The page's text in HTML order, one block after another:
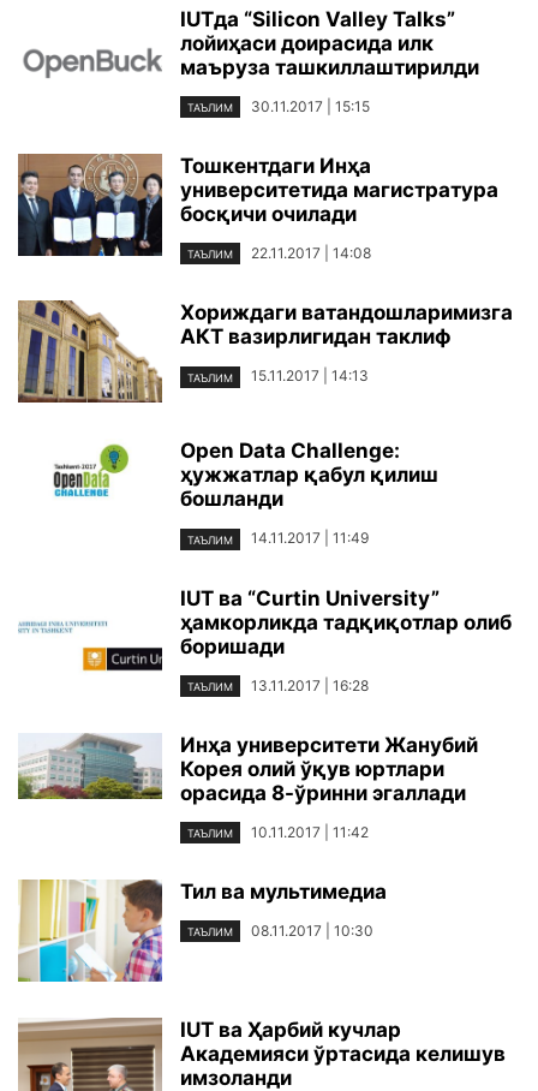
IUTда “Silicon Valley Talks”
лойиҳаси доирасида илк
маъруза ташкиллаштирилди
ТАЪЛИМ 30.11.2017 | 15:15
Тошкентдаги Инҳа
университетида магистратура
босқичи очилади
ТАЪЛИМ 22.11.2017 | 14:08
Хориждаги ватандошларимизга
АКТ вазирлигидан таклиф
ТАЪЛИМ 15.11.2017 | 14:13
Open Data Challenge:
ҳужжатлар қабул қилиш
бошланди
ТАЪЛИМ 14.11.2017 | 11:49
IUT ва “Curtin University”
ҳамкорликда тадқиқотлар олиб
боришади
ТАЪЛИМ 13.11.2017 | 16:28
Инҳа университети Жанубий
Корея олий ўқув юртлари
орасида 8-ўринни эгаллади
ТАЪЛИМ 10.11.2017 | 11:42
Тил ва мультимедиа
ТАЪЛИМ 08.11.2017 | 10:30
IUT ва Ҳарбий кучлар
Академияси ўртасида келишув
имзоланди